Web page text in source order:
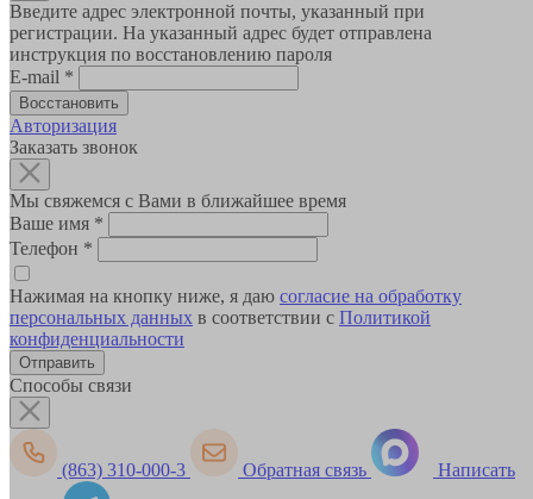
Введите адрес электронной почты, указанный при
регистрации. На указанный адрес будет отправлена
инструкция по восстановлению пароля
E-mail *
Авторизация
Заказать звонок
Мы свяжемся с Вами в ближайшее время
Ваше имя *
Телефон *
Нажимая на кнопку ниже, я даю согласие на обработку
персональных данных в соответствии с Политикой
конфиденциальности
Способы связи
(863) 310-000-3 Обратная связь Написать